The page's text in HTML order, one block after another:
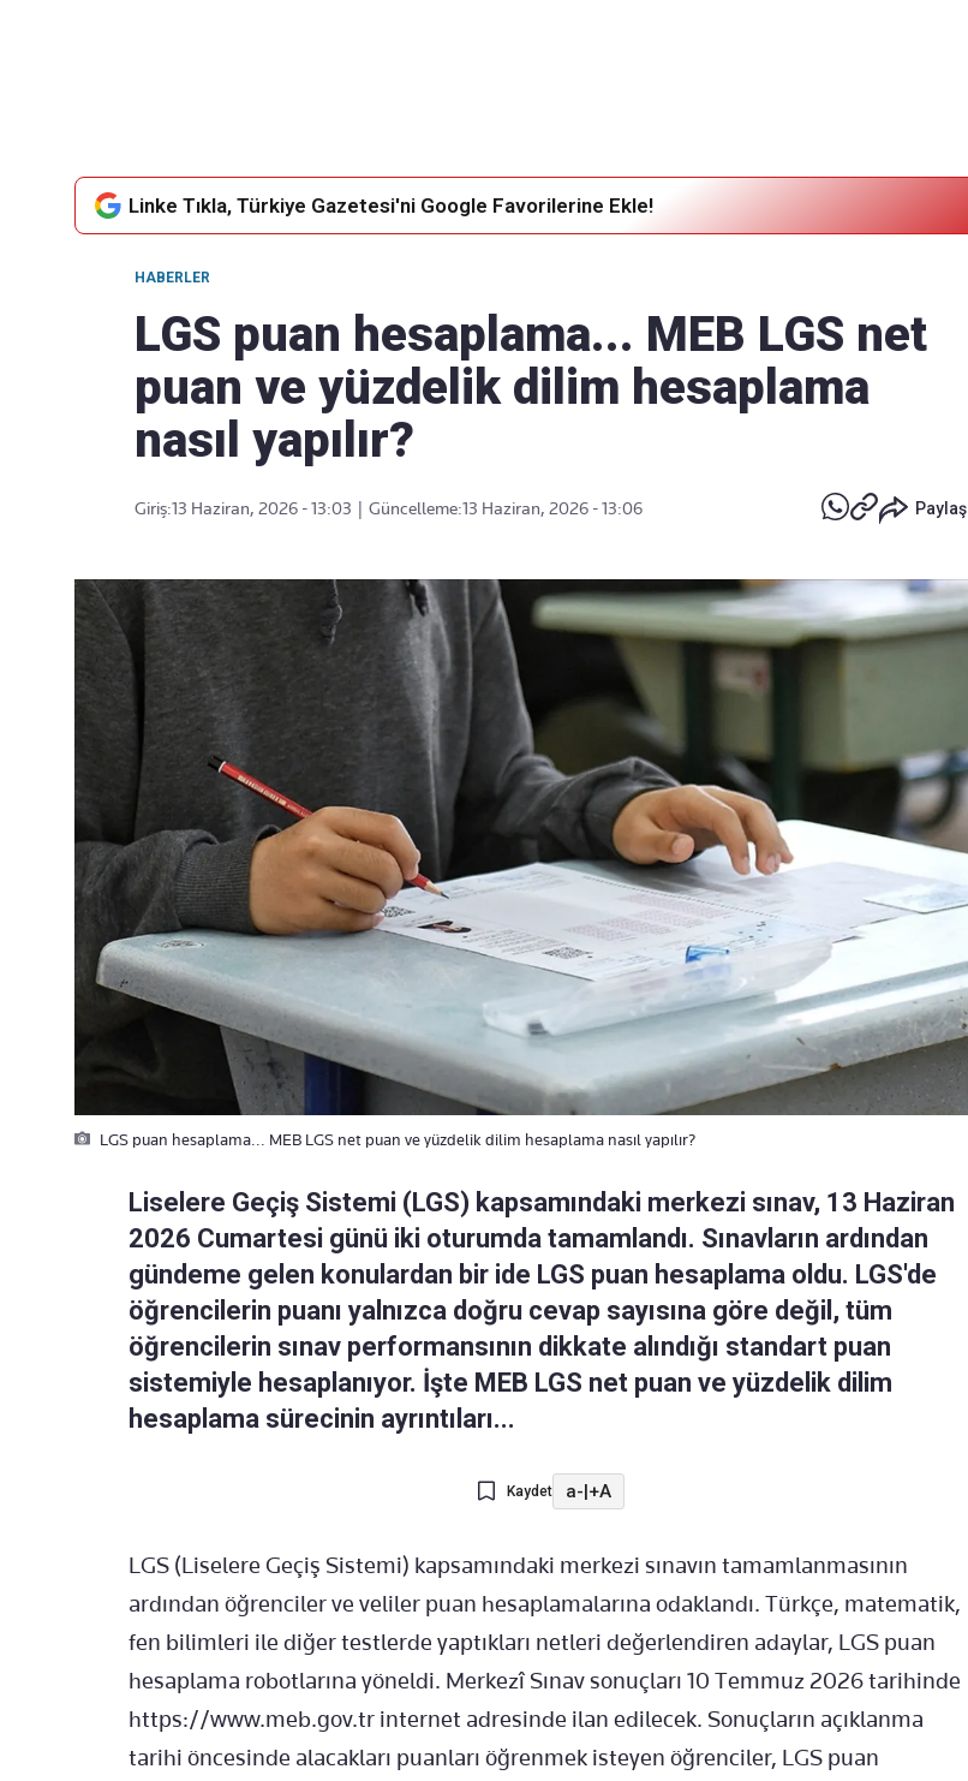
Linke Tıkla, Türkiye Gazetesi'ni Google Favorilerine Ekle!
HABERLER
LGS puan hesaplama... MEB LGS net
puan ve yüzdelik dilim hesaplama
nasıl yapılır?
Giriş:13 Haziran, 2026 - 13:03 Güncelleme:13 Haziran, 2026 - 13:06 Paylaş
LGS puan hesaplama... MEB LGS net puan ve yüzdelik dilim hesaplama nasıl yapılır?
Liselere Geçiş Sistemi (LGS) kapsamındaki merkezi sınav, 13 Haziran
2026 Cumartesi günü iki oturumda tamamlandı. Sınavların ardından
gündeme gelen konulardan bir ide LGS puan hesaplama oldu. LGS'de
öğrencilerin puanı yalnızca doğru cevap sayısına göre değil, tüm
öğrencilerin sınav performansının dikkate alındığı standart puan
sistemiyle hesaplanıyor. İşte MEB LGS net puan ve yüzdelik dilim
hesaplama sürecinin ayrıntıları...
Kaydet a-|+A
LGS (Liselere Geçiş Sistemi) kapsamındaki merkezi sınavın tamamlanmasının
ardından öğrenciler ve veliler puan hesaplamalarına odaklandı. Türkçe, matematik,
fen bilimleri ile diğer testlerde yaptıkları netleri değerlendiren adaylar, LGS puan
hesaplama robotlarına yöneldi. Merkezî Sınav sonuçları 10 Temmuz 2026 tarihinde
https://www.meb.gov.tr internet adresinde ilan edilecek. Sonuçların açıklanma
tarihi öncesinde alacakları puanları öğrenmek isteyen öğrenciler, LGS puan